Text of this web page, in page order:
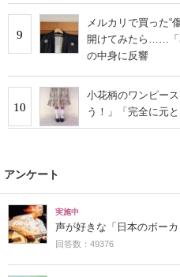
9
メルカリで買った“
開けてみたら……「
の中身に反響
10
小花柄のワンピー
う！」「完全に元
アンケート
実施中
声が好きな「日本のボーカ
回答数：49376